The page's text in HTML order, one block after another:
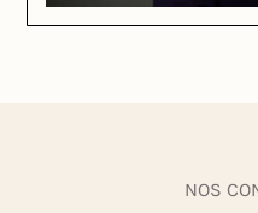
NOS